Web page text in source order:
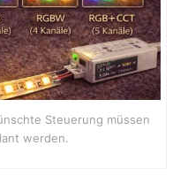
Steuerung müssen
werden.